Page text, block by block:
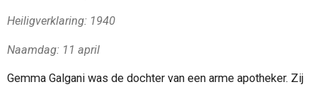
Heiligverklaring: 1940
Naamdag: 11 april
Gemma Galgani was de dochter van een arme apotheker. Zij